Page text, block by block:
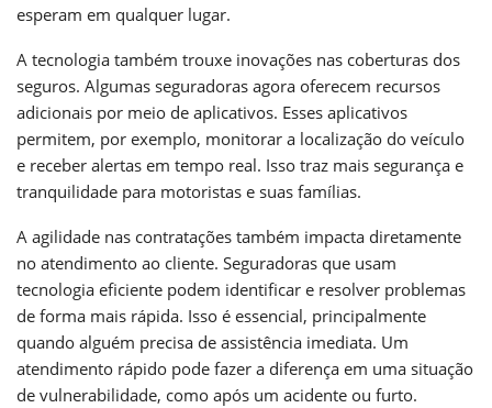
esperam em qualquer lugar.
A tecnologia também trouxe inovações nas coberturas dos
seguros. Algumas seguradoras agora oferecem recursos
adicionais por meio de aplicativos. Esses aplicativos
permitem, por exemplo, monitorar a localização do veículo
e receber alertas em tempo real. Isso traz mais segurança e
tranquilidade para motoristas e suas famílias.
A agilidade nas contratações também impacta diretamente
no atendimento ao cliente. Seguradoras que usam
tecnologia eficiente podem identificar e resolver problemas
de forma mais rápida. Isso é essencial, principalmente
quando alguém precisa de assistência imediata. Um
atendimento rápido pode fazer a diferença em uma situação
de vulnerabilidade, como após um acidente ou furto.